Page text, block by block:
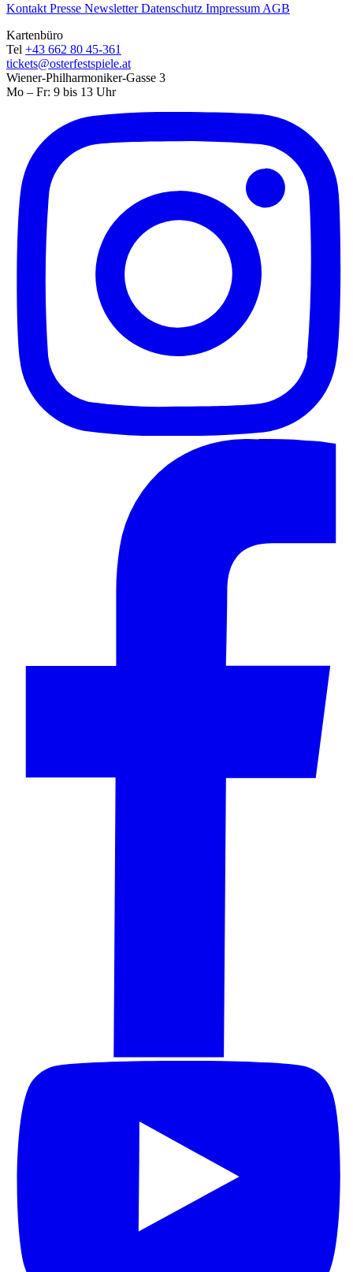
Kontakt Presse NewsletterDatenschutz Impressum AGB
Kartenbüro
Tel +43 662 80 45-361
tickets@osterfestspiele.at
Wiener-Philharmoniker-Gasse 3
Mo – Fr: 9 bis 13 Uhr